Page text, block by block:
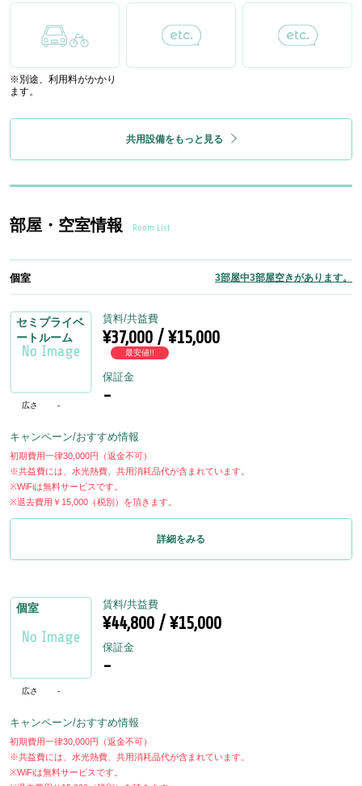
※別途、利用料がかかり
ます。
共用設備をもっと見る
部屋・空室情報 Room List
個室 3部屋中3部屋空きがあります。
セミプライベ
ートルーム
広さ -
賃料/共益費
¥37,000 / ¥15,000
最安値!!
保証金
-
キャンペーン/おすすめ情報
初期費用一律30,000円（返金不可）
※共益費には、水光熱費、共用消耗品代が含まれています。
※WiFiは無料サービスです。
※退去費用￥15,000（税別）を頂きます。
詳細をみる
個室
広さ -
賃料/共益費
¥44,800 / ¥15,000
保証金
-
キャンペーン/おすすめ情報
初期費用一律30,000円（返金不可）
※共益費には、水光熱費、共用消耗品代が含まれています。
※WiFiは無料サービスです。